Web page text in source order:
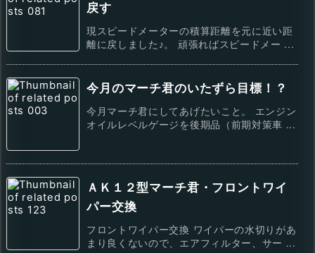
戻す
現スピードメーターの積算距離を元に近い距
離に戻しました♪。 頑張ればスピードメー ...
今月のマーチ君のいたずら目標！？
今月マーチ君にしてあげたいこと。 エンジン
オイルレベルゲージを後期品（前期対策車 ...
ＡＫ１２型マーチ君・フロントワイ
パー交換
フロントワイパー交換 ワイパーの水切りがあ
まり良くないので、エアフィルター、サー ...